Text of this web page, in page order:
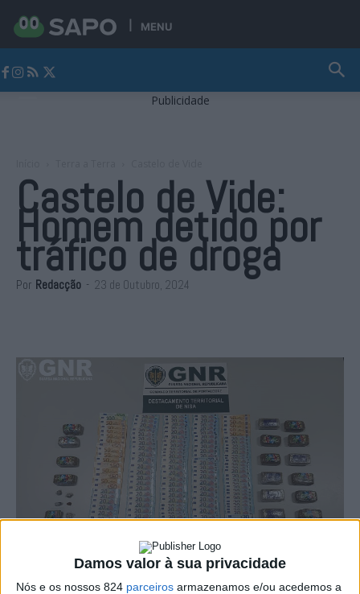
Damos valor à sua privacidade
Nós e os nossos 824 parceiros armazenamos e/ou acedemos a
MENU
Publicidade
Castelo de Vide:
Homem detido por
tráfico de droga
Por Redacção - 23 de Outubro, 2024